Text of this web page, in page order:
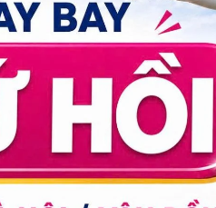
30/08 17/09 24/09
14.499.000đ Xem chi